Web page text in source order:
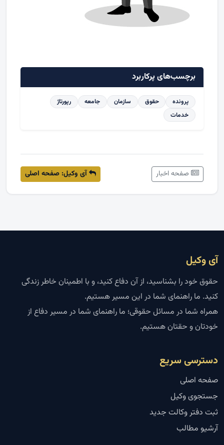
برچسب‌های پرکاربرد
پرونده حقوق سازمان جامعه
رپورتاژ
خدمات
صفحه اخبار آی وکیل: صفحه اصلی
آی وکیل
حقوق خود را بشناسید، از آن دفاع کنید، و با اطمینان خاطر زندگی
کنید. ما راهنمای شما در این مسیر هستیم.
همراه شما در مسائل حقوقی؛ ما راهنمای شما در مسیر دفاع از
خودتان و حقتان هستیم.
دسترسی سریع
صفحه اصلی
جستجوی وکیل
ثبت دفتر وکالت جدید
آرشیو مطالب